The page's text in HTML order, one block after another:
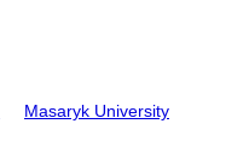
Masaryk University